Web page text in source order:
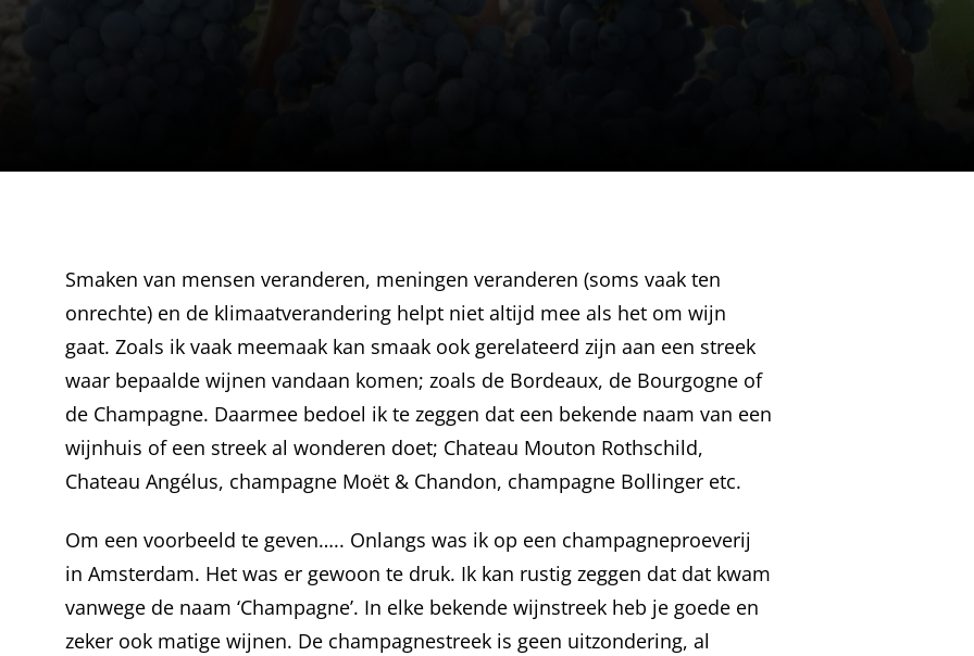
Smaken van mensen veranderen, meningen veranderen (soms vaak ten
onrechte) en de klimaatverandering helpt niet altijd mee als het om wijn
gaat. Zoals ik vaak meemaak kan smaak ook gerelateerd zijn aan een streek
waar bepaalde wijnen vandaan komen; zoals de Bordeaux, de Bourgogne of
de Champagne. Daarmee bedoel ik te zeggen dat een bekende naam van een
wijnhuis of een streek al wonderen doet; Chateau Mouton Rothschild,
Chateau Angélus, champagne Moët & Chandon, champagne Bollinger etc.
Om een voorbeeld te geven….. Onlangs was ik op een champagneproeverij
in Amsterdam. Het was er gewoon te druk. Ik kan rustig zeggen dat dat kwam
vanwege de naam ‘Champagne’. In elke bekende wijnstreek heb je goede en
zeker ook matige wijnen. De champagnestreek is geen uitzondering, al